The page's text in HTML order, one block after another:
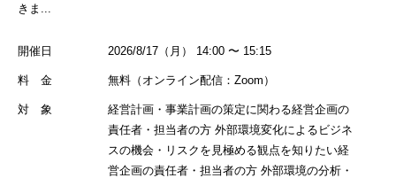
きま...
開催日 2026/8/17（月） 14:00 〜 15:15
料 金 無料（オンライン配信：Zoom）
対 象
経営計画・事業計画の策定に関わる経営企画の
責任者・担当者の方 外部環境変化によるビジネ
スの機会・リスクを見極める観点を知りたい経
営企画の責任者・担当者の方 外部環境の分析・